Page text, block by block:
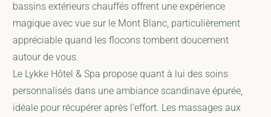
bassins extérieurs chauffés offrent une expérience
magique avec vue sur le Mont Blanc, particulièrement
appréciable quand les flocons tombent doucement
autour de vous.
Le Lykke Hôtel & Spa propose quant à lui des soins
personnalisés dans une ambiance scandinave épurée,
idéale pour récupérer après l'effort. Les massages aux